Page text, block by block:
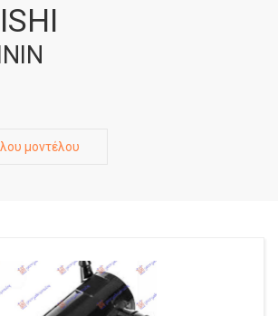
μοντέλου